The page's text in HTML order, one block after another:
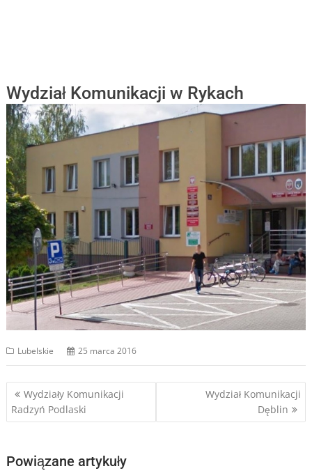
Wydział Komunikacji w Rykach
Lubelskie 25 marca 2016
Nawigacja
wpisu
Wydziały Komunikacji
Radzyń Podlaski
Wydział Komunikacji
Dęblin
Powiązane artykuły